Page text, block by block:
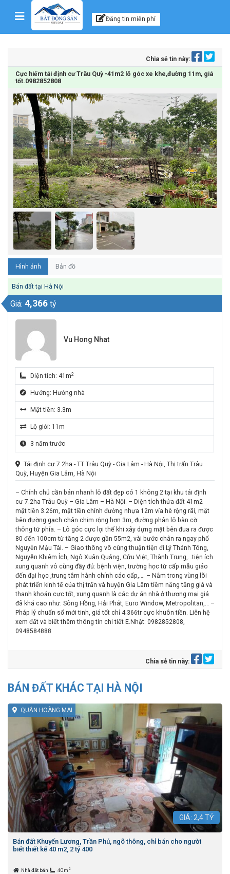
Skip to content Kênh thông tin, tư vấn
Đăng tin miễn phí
Chia sẻ tin này:
Cực hiếm tái định cư Trâu Quỳ -41m2 lô góc xe khe,đường 11m, giá
tốt.0982852808
Hình ảnh Bản đồ
Bán đất tại Hà Nội
Giá:4,366 tỷ
Vu Hong Nhat
Diện tích: 41m2
Hướng: Hướng nhà
Mặt tiền: 3.3m
Lộ giới: 11m
3 năm trước
Tái định cư 7.2ha - TT Trâu Quỳ - Gia Lâm - Hà Nội, Thị trấn Trâu
Quỳ, Huyện Gia Lâm, Hà Nội
– Chính chủ cần bán nhanh lô đất đẹp có 1 không 2 tại khu tái định
cư 7.2ha Trâu Quỳ – Gia Lâm – Hà Nội. – Diện tích thửa đất 41m2
mặt tiền 3.26m, mặt tiền chính đường nhựa 12m vỉa hè rộng rãi, mặt
bên đường gạch chân chim rộng hơn 3m, đường phân lô bàn cờ
thông tứ phía. – Lô góc cực lợi thế khi xây dựng mặt bên đua ra được
80 đến 100cm từ tầng 2 được gần 55m2, vài bước chân ra ngay phố
Nguyễn Mậu Tài. – Giao thông vô cùng thuận tiện đi Lý Thánh Tông,
Nguyễn Khiêm Ích, Ngô Xuân Quảng, Cửu Việt, Thành Trung,…tiện ích
xung quanh vô cùng đầy đủ: bệnh viện, trường học từ cấp mẫu giáo
đến đại học ,trung tâm hành chính các cấp,…. – Nằm trong vùng lõi
phát triển kinh tế của thị trấn và huyện Gia Lâm tiềm năng tăng giá và
thanh khoản cực tốt, xung quanh là các dự án nhà ở thương mại giá
đã khá cao như: Sông Hồng, Hải Phát, Euro Window, Metropolitan,… –
Pháp lý chuẩn sổ mới tinh, giá tốt chỉ 4.366tr cực khuôn tiền. Liên hệ
xem đất và biết thêm thông tin chi tiết E.Nhật: 0982852808,
0948584888
Chia sẻ tin này:
BÁN ĐẤT KHÁC TẠI HÀ NỘI
QUẬN HOÀNG MAI
GIÁ: 2,4TỶ
Bán đất Khuyến Lương, Trần Phú, ngõ thông, chỉ bán cho người
biết thiết kế 40 m2, 2 tỷ 400
Nhà đất bán 40m 2